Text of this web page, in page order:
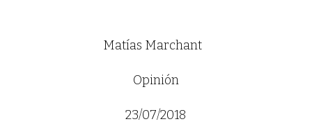
Matías Marchant
Opinión
23/07/2018